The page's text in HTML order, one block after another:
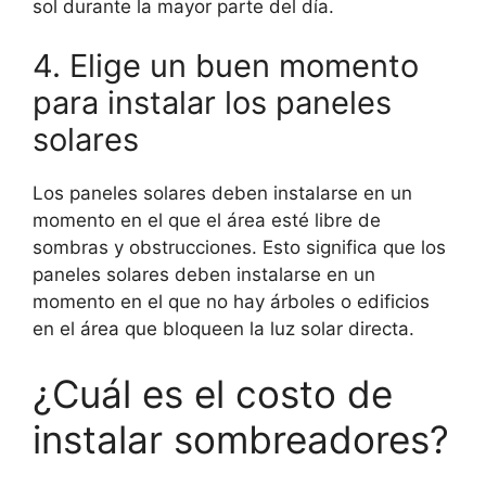
sol durante la mayor parte del día.
4. Elige un buen momento
para instalar los paneles
solares
Los paneles solares deben instalarse en un
momento en el que el área esté libre de
sombras y obstrucciones. Esto significa que los
paneles solares deben instalarse en un
momento en el que no hay árboles o edificios
en el área que bloqueen la luz solar directa.
¿Cuál es el costo de
instalar sombreadores?